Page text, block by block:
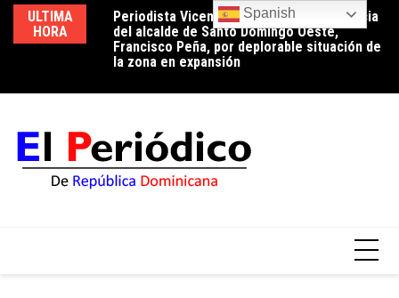
Skip
content
ULTIMA
HORA
Periodista Vicente Méndez pide la renuncia
del alcalde de Santo Domingo Oeste,
Francisco Peña, por deplorable situación de
la zona en expansión
Luz 24 horas o reducción de pérdidas: la
conversación que el país aún tiene
pendiente
Spanish